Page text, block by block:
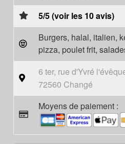
5/5 (voir les 10 avis)
Burgers, halal, italien,
pizza, poulet frit,
6 ter, rue d'Yvré
72560 Changé
Moyens de paiement :